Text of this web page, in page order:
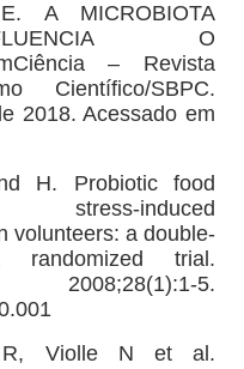
A MICROBIOTA
O
– Revista
Científico/SBPC.
2018. Acessado em
H. Probiotic food
stress-induced
volunteers: a double-
randomized trial.
5.
R, Violle N et al.